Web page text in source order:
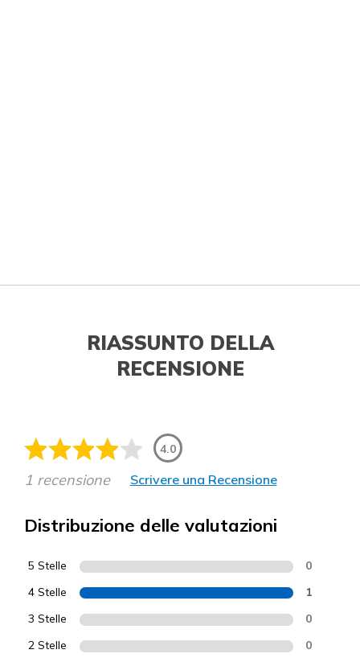
RIASSUNTO DELLA
RECENSIONE
4.0
1 recensione Scrivere una Recensione
Distribuzione delle valutazioni
5 Stelle 0
4 Stelle 1
3 Stelle 0
2 Stelle 0